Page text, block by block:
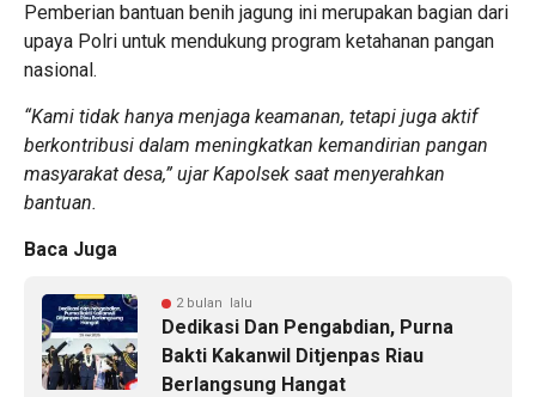
Pemberian bantuan benih jagung ini merupakan bagian dari
upaya Polri untuk mendukung program ketahanan pangan
nasional.
“Kami tidak hanya menjaga keamanan, tetapi juga aktif
berkontribusi dalam meningkatkan kemandirian pangan
masyarakat desa,” ujar Kapolsek saat menyerahkan
bantuan.
Baca Juga
2 bulan lalu
Dedikasi Dan Pengabdian, Purna
Bakti Kakanwil Ditjenpas Riau
Berlangsung Hangat